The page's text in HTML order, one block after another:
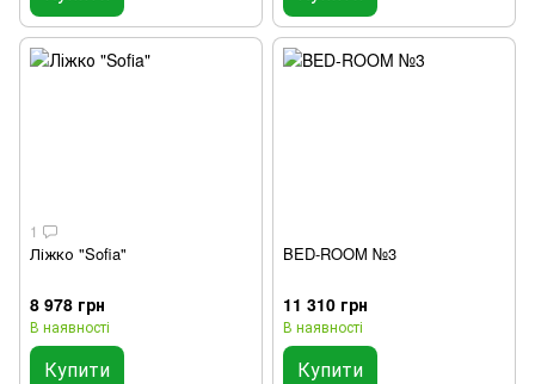
1
Ліжко "Sofia"
8 978 грн
В наявності
Купити
BED-ROOM №3
11 310 грн
В наявності
Купити